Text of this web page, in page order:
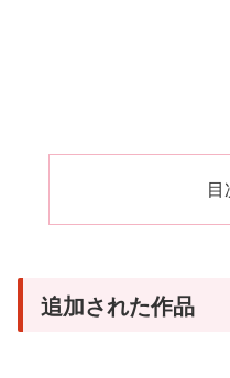
目
追加された作品